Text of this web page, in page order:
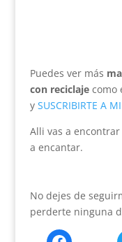
Puedes ver más
con reciclaje como
y SUSCRIBIRTE A
Alli vas a
a encantar.
No dejes de
perderte ninguna